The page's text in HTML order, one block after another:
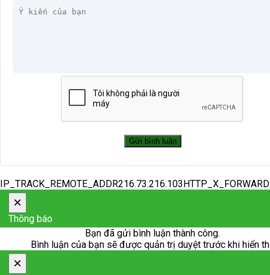
×
Thông báo
Bạn đã gửi bình luận thành công.
Bình luận của bạn sẽ được quản trị duyệt trước khi hiển
×